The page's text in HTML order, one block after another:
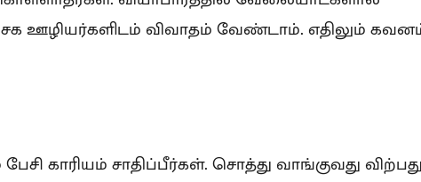
ஊழியர்களிடம் விவாதம் வேண்டாம். எதிலும்
காரியம் சாதிப்பீர்கள். சொத்து வாங்குவது விற்பது